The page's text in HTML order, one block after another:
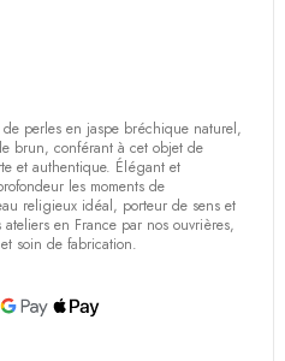
perles en jaspe bréchique naturel,
brun, conférant à cet objet de
et authentique. Élégant et
les moments de
religieux idéal, porteur de sens et
en France par nos ouvrières,
soin de fabrication.